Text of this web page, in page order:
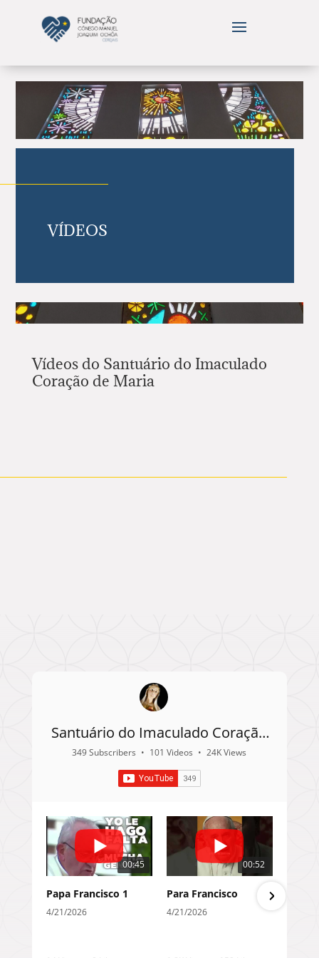
VÍDEOS
Vídeos do Santuário do Imaculado
Coração de Maria
Santuário do Imaculado Coração
de Maria - Cerejais
349 Subscribers • 101 Videos • 24K Views
00:45
Papa Francisco 1
4/21/2026
00:52
Para Francisco
4/21/2026